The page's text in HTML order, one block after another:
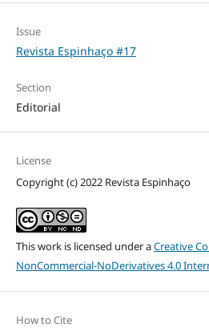
Issue
Revista Espinhaço #17
Section
Editorial
License
Copyright (c) 2022 Revista Espinhaço
This work is licensed under aCreative
NonCommercial-NoDerivatives 4.0
How to Cite